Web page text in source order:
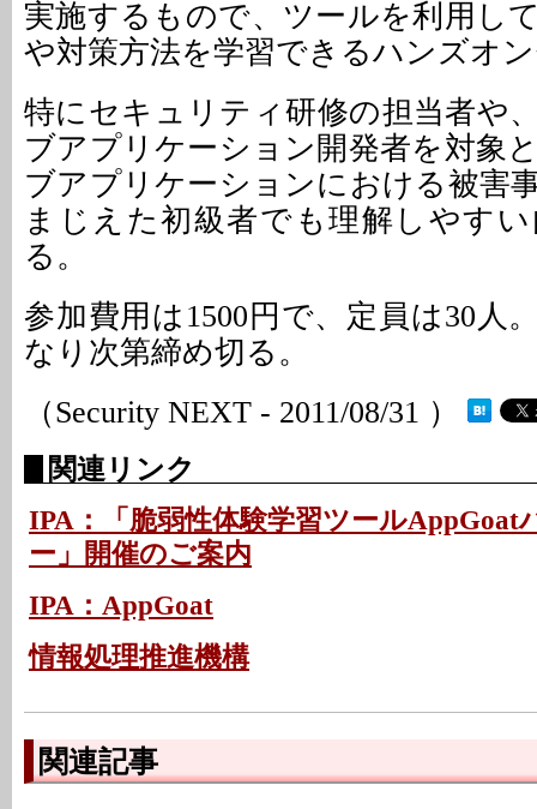
実施するもので、ツールを利用し
や対策方法を学習できるハンズオ
特にセキュリティ研修の担当者や
ブアプリケーション開発者を対象
ブアプリケーションにおける被害
まじえた初級者でも理解しやす
る。
参加費用は1500円で、定員は30人
なり次第締め切る。
（Security NEXT - 2011/08/31 ）
関連リンク
IPA：「脆弱性体験学習ツールAppGoat
ー」開催のご案内
IPA：AppGoat
情報処理推進機構
関連記事